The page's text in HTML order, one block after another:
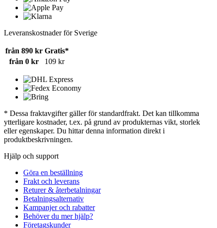
Leveranskostnader för Sverige
från 890 kr Gratis*
från 0 kr
109 kr
* Dessa fraktavgifter gäller för standardfrakt. Det kan tillkomma
ytterligare kostnader, t.ex. på grund av produkternas vikt, storlek
eller egenskaper. Du hittar denna information direkt i
produktbeskrivningen.
Hjälp och support
Göra en beställning
Frakt och leverans
Returer & återbetalningar
Betalningsalternativ
Kampanjer och rabatter
Behöver du mer hjälp?
Företagskunder